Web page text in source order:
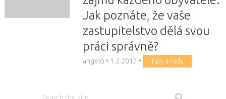
Jak poznáte, že vaše
zastupitelstvo dělá svou
práci správně?
angelo • 1.2.2017 • Tipy a rady